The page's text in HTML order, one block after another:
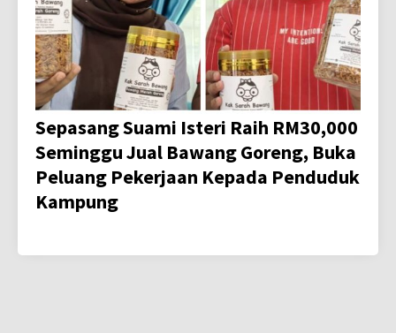
Sepasang Suami Isteri Raih RM30,000
Seminggu Jual Bawang Goreng, Buka
Peluang Pekerjaan Kepada Penduduk
Kampung